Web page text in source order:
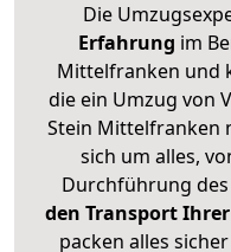
Die
Erfahrung im
Mittelfranken und
die ein Umzug von
Stein Mittelfranken
sich um alles,
Durchführung
den Transport
packen alles